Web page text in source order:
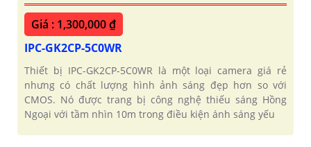
Giá : 1,300,000 ₫
IPC-GK2CP-5C0WR
Thiết bị IPC-GK2CP-5C0WR là một loại camera giá rẻ
nhưng có chất lượng hình ảnh sáng đẹp hơn so với
CMOS. Nó được trang bị công nghệ thiếu sáng Hồng
Ngoại với tầm nhìn 10m trong điều kiện ánh sáng yếu